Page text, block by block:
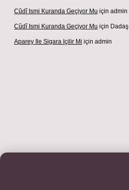
Cûdî Ismi Kuranda Geçiyor Mu için admin
Cûdî Ismi Kuranda Geçiyor Mu için Dadaş
Aparey Ile Sigara Içilir Mi için admin
adresibetexper.xyzm elexbet